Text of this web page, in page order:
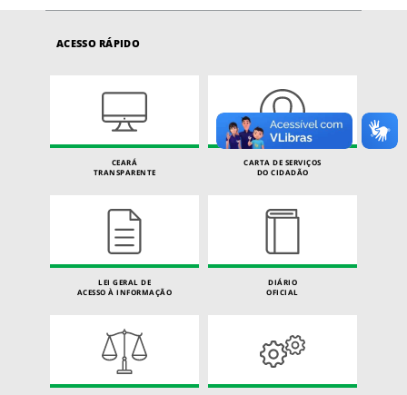
ACESSO RÁPIDO
CEARÁ
TRANSPARENTE
CARTA DE SERVIÇOS
DO CIDADÃO
LEI GERAL DE
ACESSO À INFORMAÇÃO
DIÁRIO
OFICIAL